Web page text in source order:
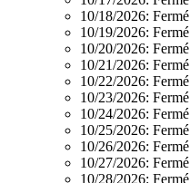
10/18/2026: Fermé
10/19/2026: Fermé
10/20/2026: Fermé
10/21/2026: Fermé
10/22/2026: Fermé
10/23/2026: Fermé
10/24/2026: Fermé
10/25/2026: Fermé
10/26/2026: Fermé
10/27/2026: Fermé
10/28/2026: Fermé